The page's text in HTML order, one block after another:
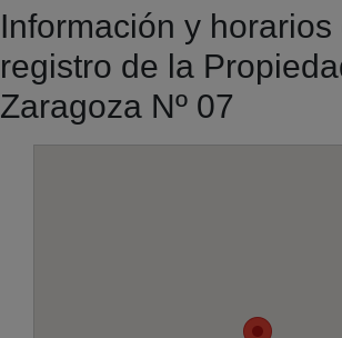
Información y horarios
registro de la
Zaragoza Nº 07